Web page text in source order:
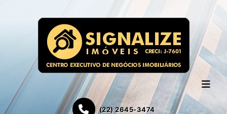
(22) 2645-3474